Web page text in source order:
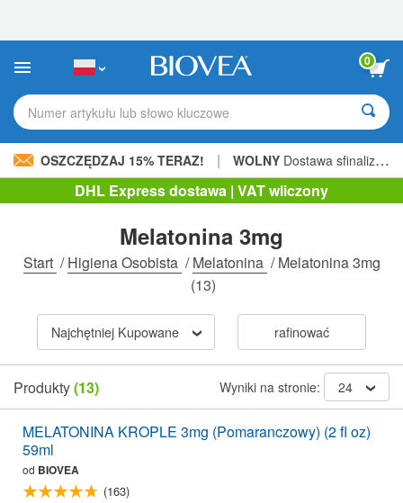
strona
internetowa
zawiera
ułatwień
dostępu.
0
Numer artykułu lub słowo kluczowe
OSZCZĘDZAJ 15% TERAZ! | WOLNY Dostawa sfinalizowana 206,00 zł »
DHL Express dostawa | VAT wliczony
Melatonina 3mg
Start /Higiena Osobista /Melatonina /Melatonina 3mg
(13)
Najchętniej Kupowane rafinować
Produkty(13) Wyniki na stronie: 24
MELATONINA KROPLE 3mg (Pomaranczowy) (2 fl oz)
59ml
od BIOVEA
(163)